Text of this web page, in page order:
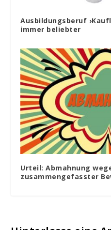
Ausbildungsberuf
immer beliebter
Urteil: Abmahnung
zusammengefasster